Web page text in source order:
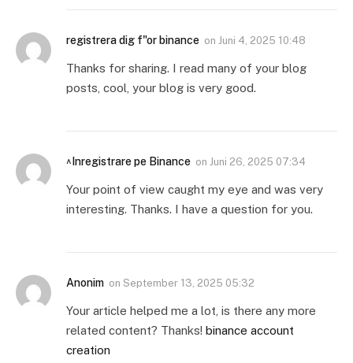
registrera dig f"or binance on Juni 4, 2025 10:48
Thanks for sharing. I read many of your blog
posts, cool, your blog is very good.
^Inregistrare pe Binance on Juni 26, 2025 07:34
Your point of view caught my eye and was very
interesting. Thanks. I have a question for you.
Anonim on September 13, 2025 05:32
Your article helped me a lot, is there any more
related content? Thanks! binance account
creation